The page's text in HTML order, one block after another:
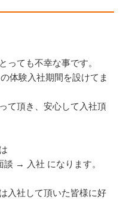
っても不幸な事です。
体験入社期間を設けてま
て頂き、安心して入社頂
→ 入社 になります。
入社して頂いた皆様に好